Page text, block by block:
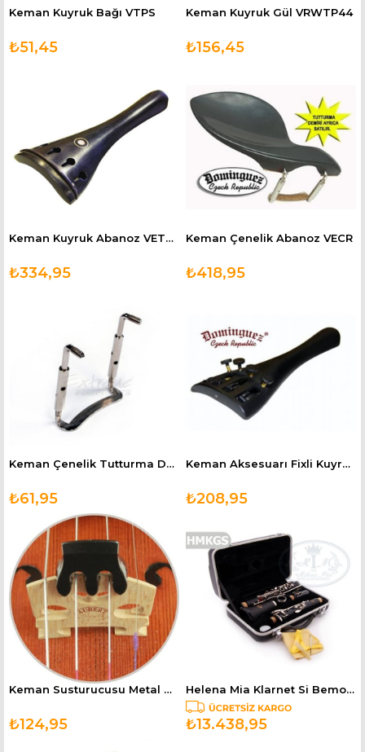
Keman Kuyruk Bağı VTPS
₺51,45
Keman Kuyruk Gül VRWTP44
₺156,45
Keman Kuyruk Abanoz VETP44
₺334,95
Keman Çenelik Abanoz VECR
₺418,95
Keman Çenelik Tutturma Demiri KACD
₺61,95
Keman Aksesuarı Fixli Kuyruk 4/4 VMTP44
₺208,95
Keman Susturucusu Metal DVM3
₺124,95
Helena Mia Klarnet Si Bemol HMKGS
₺13.438,95